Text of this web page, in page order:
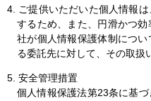
4. ご提供いただいた個人情報
するため、また、円滑かつ
社が個人情報保護体制につ
る委託先に対して、その取扱
5. 安全管理措置
個人情報保護法第23条に基